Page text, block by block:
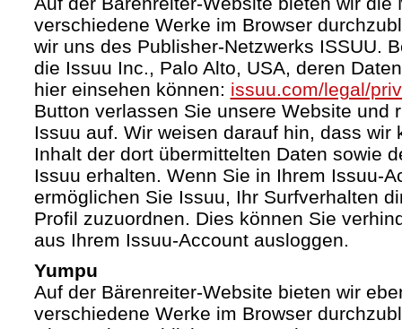
verschiedene Werke im Browser
wir uns des Publisher-Netzwerks ISSUU.
die Issuu Inc., Palo Alto, USA, deren
hier einsehen können: issuu.com/legal/
Button verlassen Sie unsere Website und
Issuu auf. Wir weisen darauf hin, dass wir
Inhalt der dort übermittelten Daten sowie
Issuu erhalten. Wenn Sie in Ihrem Issuu-
ermöglichen Sie Issuu, Ihr Surfverhalten
Profil zuzuordnen. Dies können Sie
aus Ihrem Issuu-Account ausloggen.
Yumpu
Auf der Bärenreiter-Website bieten wir
verschiedene Werke im Browser